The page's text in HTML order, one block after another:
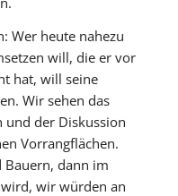
Wer heute nahezu
will, die er vor
hat, will seine
Wir sehen das
und der Diskussion
Vorrangflächen.
Bauern, dann im
wir würden an